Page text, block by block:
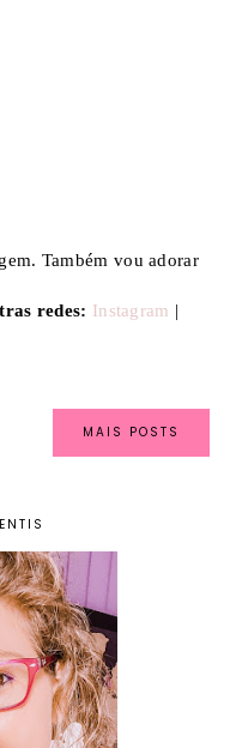
Também vou adorar
redes: Instagram |
MAIS POSTS